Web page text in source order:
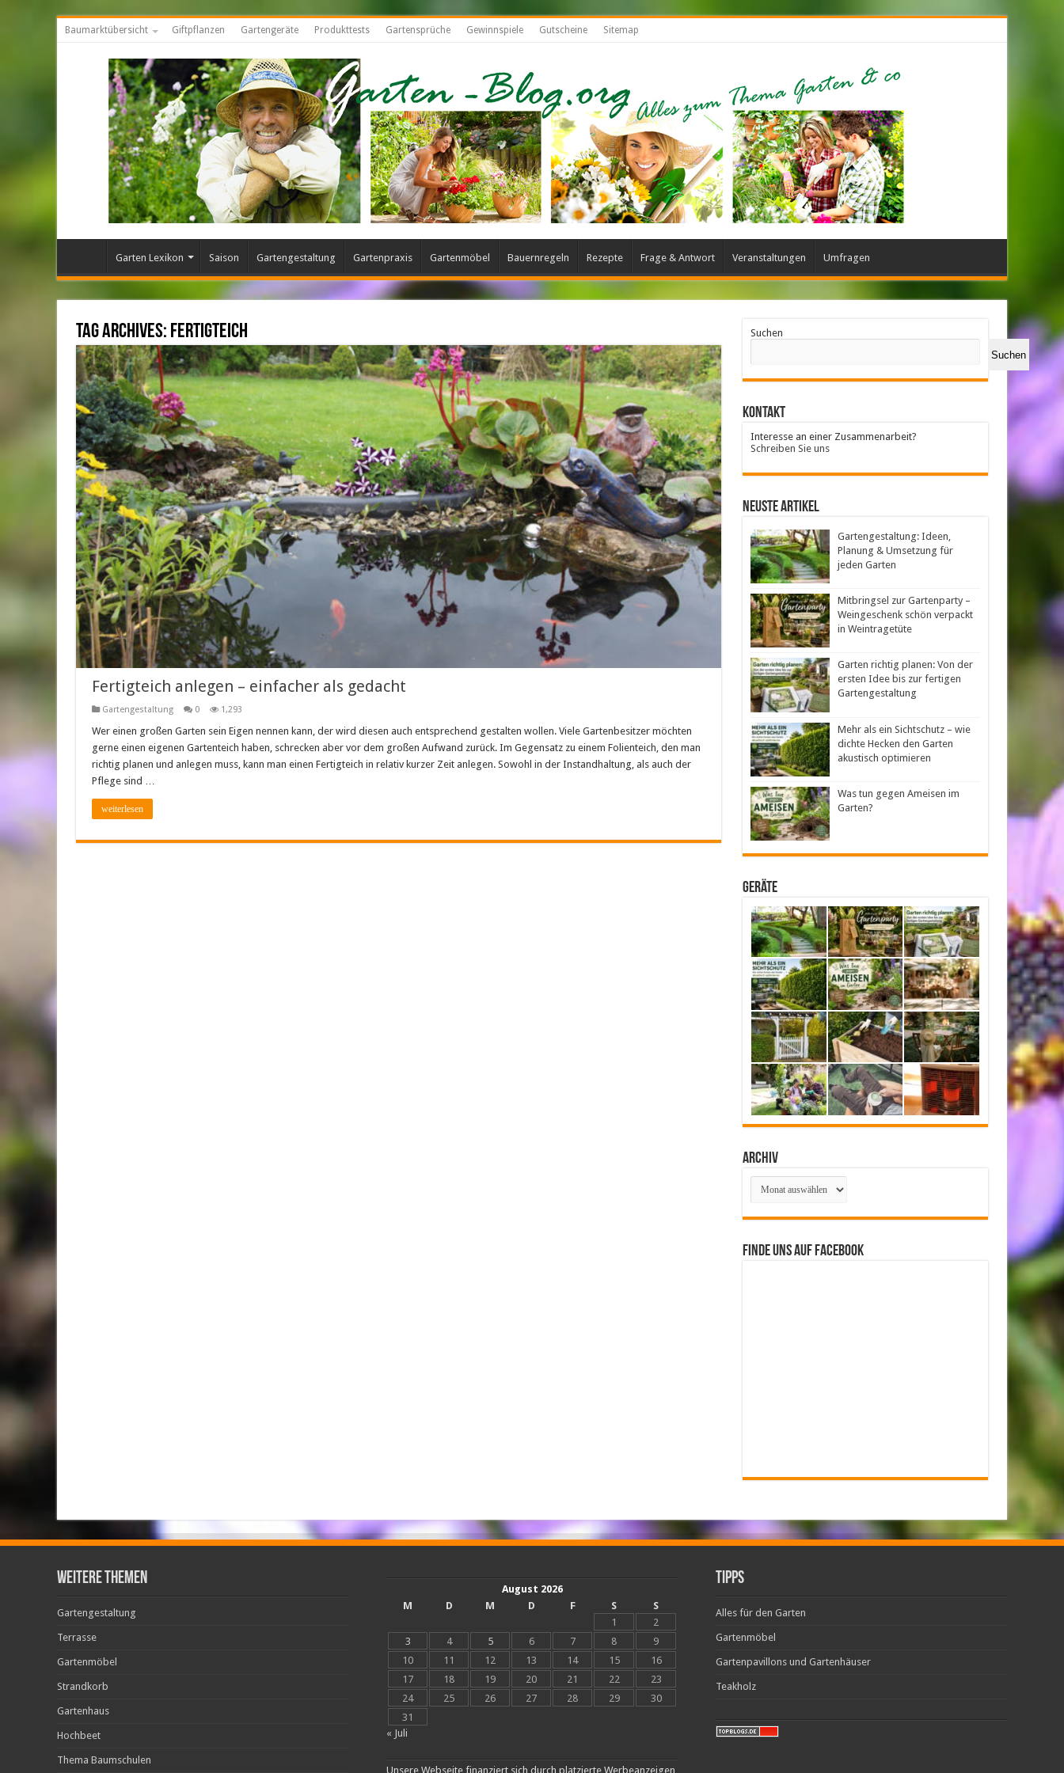
Baumarktübersicht Giftpflanzen Gartengeräte Produkttests Gartensprüche Gewinnspiele Gutscheine Sitemap
Garten Lexikon Saison Gartengestaltung Gartenpraxis Gartenmöbel Bauernregeln Rezepte Frage & Antwort Veranstaltungen Umfragen
Tag Archives: fertigteich
Fertigteich anlegen – einfacher als gedacht
Gartengestaltung 0 1,293
Wer einen großen Garten sein Eigen nennen kann, der wird diesen auch entsprechend gestalten wollen. Viele Gartenbesitzer möchten
gerne einen eigenen Gartenteich haben, schrecken aber vor dem großen Aufwand zurück. Im Gegensatz zu einem Folienteich, den man
richtig planen und anlegen muss, kann man einen Fertigteich in relativ kurzer Zeit anlegen. Sowohl in der Instandhaltung, als auch der
Pflege sind …
weiterlesen
Suchen
Suchen
Kontakt
Interesse an einer Zusammenarbeit?
Schreiben Sie uns
neuste Artikel
Gartengestaltung: Ideen,
Planung & Umsetzung für
jeden Garten
Mitbringsel zur Gartenparty –
Weingeschenk schön verpackt
in Weintragetüte
Garten richtig planen: Von der
ersten Idee bis zur fertigen
Gartengestaltung
Mehr als ein Sichtschutz – wie
dichte Hecken den Garten
akustisch optimieren
Was tun gegen Ameisen im
Garten?
Geräte
Archiv
Archiv
Finde uns auf Facebook
weitere Themen
Gartengestaltung
Terrasse
Gartenmöbel
Strandkorb
Gartenhaus
Hochbeet
Thema Baumschulen
August 2026
M
D M D F S
S
1
2
3
4 5 6 7 8
9
10
11 12 13 14 15
16
17
18 19 20 21 22
23
24
25 26 27 28 29
30
31
« Juli
Unsere Webseite finanziert sich durch platzierte Werbeanzeigen
Tipps
Alles für den Garten
Gartenmöbel
Gartenpavillons und Gartenhäuser
Teakholz